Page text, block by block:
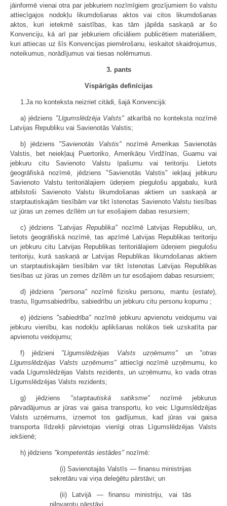
jāinformē vienai otra par jebkuriem nozīmīgiem grozījumiem šo valstu
attiecīgajos nodokļu likumdošanas aktos vai citos likumdošanas
aktos, kuri ietekmē saistības, kas tām jāpilda saskaņā ar šo
Konvenciju, kā arī par jebkuriem oficiāliem publicētiem materiāliem,
kuri attiecas uz šīs Konvencijas piemērošanu, ieskaitot skaidrojumus,
noteikumus, norādījumus vai tiesas nolēmumus.
3. pants
Vispārīgās definīcijas
1.Ja no konteksta neizriet citādi, šajā Konvencijā:
a) jēdziens "Līgumslēdzēja Valsts" atkarībā no konteksta nozīmē
Latvijas Republiku vai Savienotās Valstis;
b) jēdziens "Savienotās Valstis" nozīmē Amerikas Savienotās
Valstis, bet neiekļauj Puertoriko, Amerikāņu Virdžīnas, Guamu vai
jebkuru citu Savienoto Valstu īpašumu vai teritoriju. Lietots
ģeogrāfiskā nozīmē, jēdziens "Savienotās Valstis" iekļauj jebkuru
Savienoto Valstu teritoriālajiem ūdeņiem piegulošu apgabalu, kurā
atbilstoši Savienoto Valstu likumdošanas aktiem un saskaņā ar
starptautiskajām tiesībām var tikt īstenotas Savienoto Valstu tiesības
uz jūras un zemes dzīlēm un tur esošajiem dabas resursiem;
c) jēdziens "Latvijas Republika" nozīmē Latvijas Republiku, un,
lietots ģeogrāfiskā nozīmē, tas apzīmē Latvijas Republikas teritoriju
un jebkuru citu Latvijas Republikas teritoriālajiem ūdeņiem piegulošu
teritoriju, kurā saskaņā ar Latvijas Republikas likumdošanas aktiem
un starptautiskajām tiesībām var tikt īstenotas Latvijas Republikas
tiesības uz jūras un zemes dzīlēm un tur esošajiem dabas resursiem;
d) jēdziens "persona"nozīmē fizisku personu, mantu (estate),
trastu, līgumsabiedrību, sabiedrību un jebkuru citu personu kopumu ;
e) jēdziens "sabiedrība" nozīmē jebkuru apvienotu veidojumu vai
jebkuru vienību, kas nodokļu aplikšanas nolūkos tiek uzskatīta par
apvienotu veidojumu;
f) jēdzieni "Līgumslēdzējas Valsts uzņēmums" un "otras
Līgumslēdzējas Valsts uzņēmums"attiecīgi nozīmē uzņēmumu, ko
vada Līgumslēdzējas Valsts rezidents, un uzņēmumu, ko vada otras
Līgumslēdzējas Valsts rezidents;
g) jēdziens "starptautiskā satiksme" nozīmē jebkurus
pārvadājumus ar jūras vai gaisa transportu, ko veic Līgumslēdzējas
Valsts uzņēmums, izņemot tos gadījumus, kad jūras vai gaisa
transporta līdzekļi pārvietojas vienīgi otras Līgumslēdzējas Valsts
iekšienē;
h) jēdziens "kompetentās iestādes" nozīmē:
(i) Savienotajās Valstīs — finansu ministrijas
sekretāru vai viņa deleģētu pārstāvi; un
(ii) Latvijā — finansu ministriju, vai tās
pilnvarotu pārstāvi.